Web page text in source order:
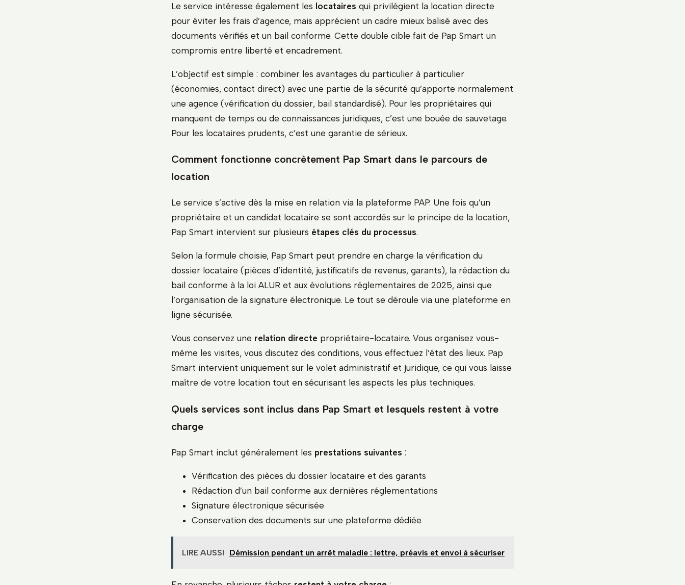
Le service intéresse également les locataires qui privilégient la location directe
pour éviter les frais d’agence, mais apprécient un cadre mieux balisé avec des
documents vérifiés et un bail conforme. Cette double cible fait de Pap Smart un
compromis entre liberté et encadrement.
L’objectif est simple : combiner les avantages du particulier à particulier
(économies, contact direct) avec une partie de la sécurité qu’apporte normalement
une agence (vérification du dossier, bail standardisé). Pour les propriétaires qui
manquent de temps ou de connaissances juridiques, c’est une bouée de sauvetage.
Pour les locataires prudents, c’est une garantie de sérieux.
Comment fonctionne concrètement Pap Smart dans le parcours de
location
Le service s’active dès la mise en relation via la plateforme PAP. Une fois qu’un
propriétaire et un candidat locataire se sont accordés sur le principe de la location,
Pap Smart intervient sur plusieurs étapes clés du processus.
Selon la formule choisie, Pap Smart peut prendre en charge la vérification du
dossier locataire (pièces d’identité, justificatifs de revenus, garants), la rédaction du
bail conforme à la loi ALUR et aux évolutions réglementaires de 2025, ainsi que
l’organisation de la signature électronique. Le tout se déroule via une plateforme en
ligne sécurisée.
Vous conservez une relation directe propriétaire-locataire. Vous organisez vous-
même les visites, vous discutez des conditions, vous effectuez l’état des lieux. Pap
Smart intervient uniquement sur le volet administratif et juridique, ce qui vous laisse
maître de votre location tout en sécurisant les aspects les plus techniques.
Quels services sont inclus dans Pap Smart et lesquels restent à votre
charge
Pap Smart inclut généralement les prestations suivantes :
Vérification des pièces du dossier locataire et des garants
Rédaction d’un bail conforme aux dernières réglementations
Signature électronique sécurisée
Conservation des documents sur une plateforme dédiée
LIRE AUSSI Démission pendant un arrêt maladie : lettre, préavis et envoi à sécuriser